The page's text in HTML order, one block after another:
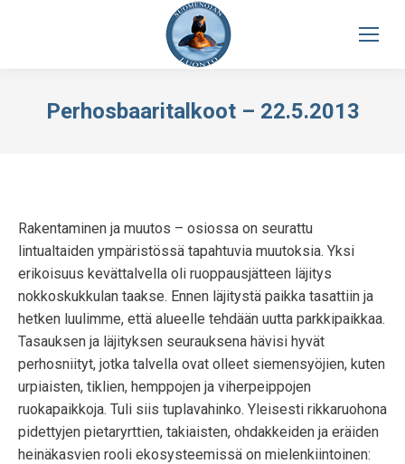
Perhosbaaritalkoot – 22.5.2013
Rakentaminen ja muutos – osiossa on seurattu
lintualtaiden ympäristössä tapahtuvia muutoksia. Yksi
erikoisuus kevättalvella oli ruoppausjätteen läjitys
nokkoskukkulan taakse. Ennen läjitystä paikka tasattiin ja
hetken luulimme, että alueelle tehdään uutta parkkipaikkaa.
Tasauksen ja läjityksen seurauksena hävisi hyvät
perhosniityt, jotka talvella ovat olleet siemensyöjien, kuten
urpiaisten, tiklien, hemppojen ja viherpeippojen
ruokapaikkoja. Tuli siis tuplavahinko. Yleisesti rikkaruohona
pidettyjen pietaryrttien, takiaisten, ohdakkeiden ja eräiden
heinäkasvien rooli ekosysteemissä on mielenkiintoinen: